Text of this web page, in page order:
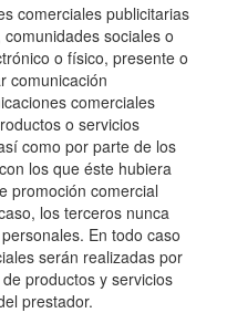
comerciales publicitarias
sociales o
o físico, presente o
comunicación
comerciales
o servicios
como por parte de los
los que éste hubiera
promoción comercial
los terceros nunca
En todo caso
serán realizadas por
productos y servicios
prestador.